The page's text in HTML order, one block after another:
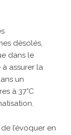
désolés,
dans le
à assurer la
un
à 37°C
l’évoquer en